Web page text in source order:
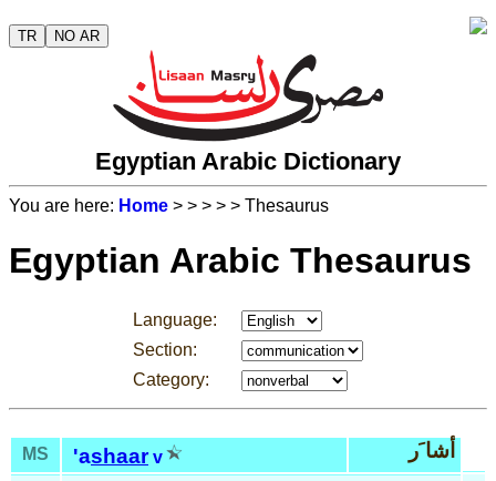
TR NO AR
Egyptian Arabic Dictionary
You are here: Home > > > > > Thesaurus
Egyptian Arabic Thesaurus
Language:
Section:
Category:
MS 'ashaar v أشا َر